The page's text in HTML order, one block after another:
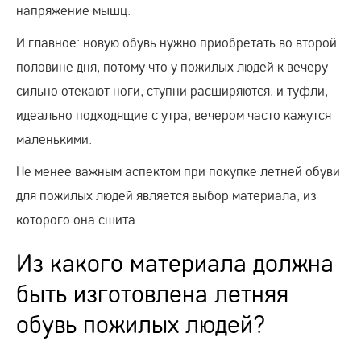
напряжение мышц.
И главное: новую обувь нужно приобретать во второй
половине дня, потому что у пожилых людей к вечеру
сильно отекают ноги, ступни расширяются, и туфли,
идеально подходящие с утра, вечером часто кажутся
маленькими.
Не менее важным аспектом при покупке летней обуви
для пожилых людей является выбор материала, из
которого она сшита.
Из какого материала должна
быть изготовлена летняя
обувь пожилых людей?